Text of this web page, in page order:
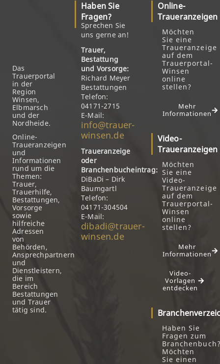
Das
Trauerportal
in der
Region
Winsen,
Elbmarsch
und der
Nordheide.
Online-
Traueranzeigen
und
Informationen
rund um die
Themen:
Trauer,
Trauerhilfe,
Bestattungen,
Vorsorge
sowie
hilfreiche
Adressen
von
Behörden,
Ansprechpartnern
und
Dienstleistern,
die im
Bereich
Bestattungen
und Trauer
tätig sind.
Haben Sie
Fragen?
Sprechen Sie
uns gerne an!
Trauer,
Bestattung
und Vorsorge:
Richard Meyer
Bestattungen
Telefon:
04171-2715
E-Mail:
info@trauer-
winsen.de
Traueranzeige
oder
Branchenbucheintrag:
DiBaDi – Dirk
Baumgartl
Telefon:
04171-304504
E-Mail:
dibadi@trauer-
winsen.de
Online-
Traueranzeigen
Möchten
Sie eine
Traueranzeige
auf dem
Trauerportal-
Winsen
online
stellen?
Mehr
Informationen
Video-
Traueranzeigen
Möchten
Sie eine
Video-
Traueranzeige
auf dem
Trauerportal-
Winsen
online
stellen?
Mehr
Informationen
Video-
Vorlagen
entdecken
Haben Sie
Fragen zum
Möchten
Sie einen